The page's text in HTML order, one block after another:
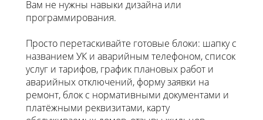
Вам не нужны навыки дизайна или
программирования.
Просто перетаскивайте готовые блоки: шапку с
названием УК и аварийным телефоном, список
услуг и тарифов, график плановых работ и
аварийных отключений, форму заявки на
ремонт, блок с нормативными документами и
платёжными реквизитами, карту